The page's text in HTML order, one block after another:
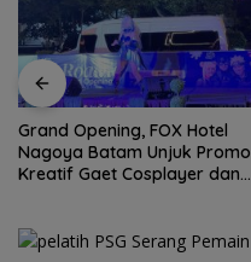
Grand Opening, FOX Hotel
Nagoya Batam Unjuk Promo
Kreatif Gaet Cosplayer dan